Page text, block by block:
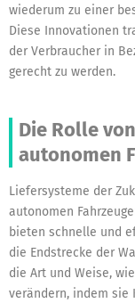
wiederum zu einer
Diese Innovationen
der Verbraucher in
gerecht zu werden.
Die Rolle
autonomen
Liefersysteme der
autonomen
bieten schnelle und
die Endstrecke der
die Art und Weise,
verändern, indem sie